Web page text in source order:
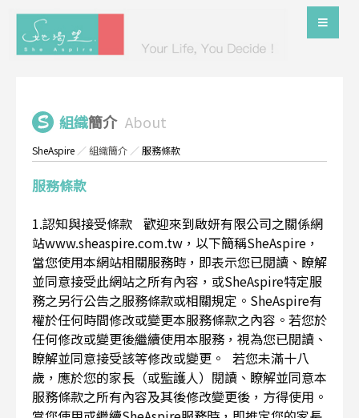
組織簡介 About
SheAspire ／組織簡介 ／服務條款
服務條款
1.認知與接受條款 歡迎來到啟妍有限公司之關係網
站www.sheaspire.com.tw，以下簡稱SheAspire，
當您使用本網站相關服務時，即表示您已閱讀、瞭解
並同意接受此網站之所有內容，或SheAspire特定服
務之另行公告之服務條款或相關規定。SheAspire有
權於任何時間修改或變更本服務條款之內容。若您於
任何修改或變更後繼續使用本服務，視為您已閱讀、
瞭解並同意接受該等修改或變更。 若您未滿十八
歲，應於您的家長（或監護人）閱讀、瞭解並同意本
服務條款之所有內容及其後修改變更後，方得使用。